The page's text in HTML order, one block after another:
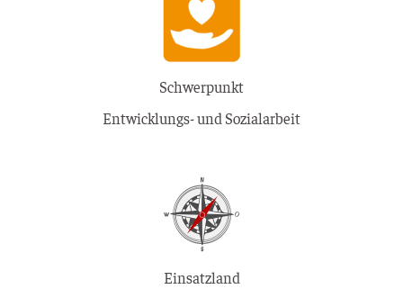
Schwerpunkt
Entwicklungs- und Sozialarbeit
Einsatzland